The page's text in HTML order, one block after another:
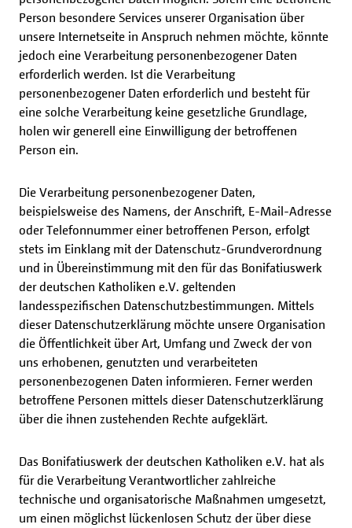
Person besondere Services unserer Organisation über
unsere Internetseite in Anspruch nehmen möchte, könnte
jedoch eine Verarbeitung personenbezogener Daten
erforderlich werden. Ist die Verarbeitung
personenbezogener Daten erforderlich und besteht für
eine solche Verarbeitung keine gesetzliche Grundlage,
holen wir generell eine Einwilligung der betroffenen
Person ein.
Die Verarbeitung personenbezogener Daten,
beispielsweise des Namens, der Anschrift, E-Mail-Adresse
oder Telefonnummer einer betroffenen Person, erfolgt
stets im Einklang mit der Datenschutz-Grundverordnung
und in Übereinstimmung mit den für das Bonifatiuswerk
der deutschen Katholiken e.V. geltenden
landesspezifischen Datenschutzbestimmungen. Mittels
dieser Datenschutzerklärung möchte unsere Organisation
die Öffentlichkeit über Art, Umfang und Zweck der von
uns erhobenen, genutzten und verarbeiteten
personenbezogenen Daten informieren. Ferner werden
betroffene Personen mittels dieser Datenschutzerklärung
über die ihnen zustehenden Rechte aufgeklärt.
Das Bonifatiuswerk der deutschen Katholiken e.V. hat als
für die Verarbeitung Verantwortlicher zahlreiche
technische und organisatorische Maßnahmen umgesetzt,
um einen möglichst lückenlosen Schutz der über diese